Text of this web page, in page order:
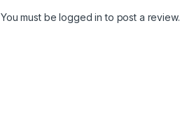
You must belogged in to post a review.